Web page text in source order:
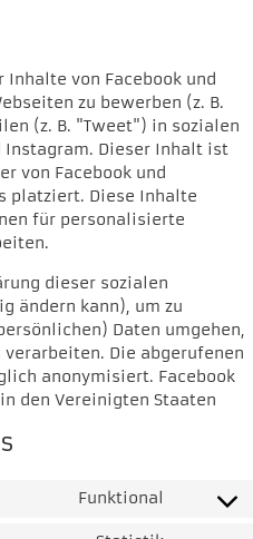
von Facebook und
zu bewerben (z. B.
(z. B. "Tweet") in sozialen
Instagram. Dieser Inhalt ist
von Facebook und
platziert. Diese Inhalte
für personalisierte
dieser sozialen
ändern kann), um zu
Daten umgehen,
Die abgerufenen
anonymisiert. Facebook
den Vereinigten Staaten
Funktional